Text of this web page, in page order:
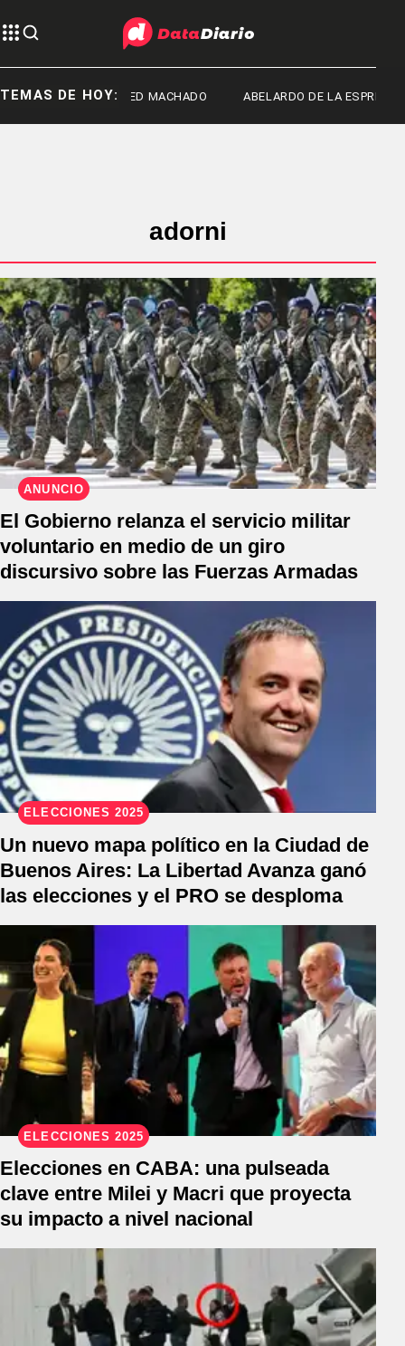
TEMAS DE HOY:FRED MACHADO ABELARDO DE LA ESPRIELLA
adorni
ANUNCIO
El Gobierno relanza el servicio militar
voluntario en medio de un giro
discursivo sobre las Fuerzas Armadas
ELECCIONES 2025
Un nuevo mapa político en la Ciudad de
Buenos Aires: La Libertad Avanza ganó
las elecciones y el PRO se desploma
ELECCIONES 2025
Elecciones en CABA: una pulseada
clave entre Milei y Macri que proyecta
su impacto a nivel nacional